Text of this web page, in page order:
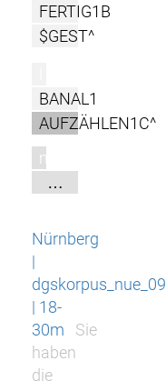
FERTIG1B
$GEST^
BANAL1
AUFZÄHLEN1C^
m
…
Nürnberg
|
dgskorpus_nue_09
| 18-
30m
Sie
haben
die